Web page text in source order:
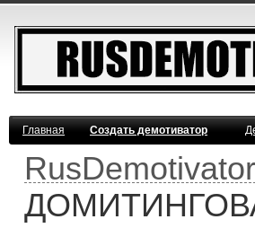
Главная Создать демотиватор